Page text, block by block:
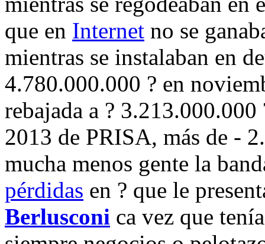
que en Internet no se
mientras se instalaban en
4.780.000.000 ? en
rebajada a ?
2013 de PRISA, más de -
mucha menos gente la
pérdidas en ? que le
Berlusconi ca vez que